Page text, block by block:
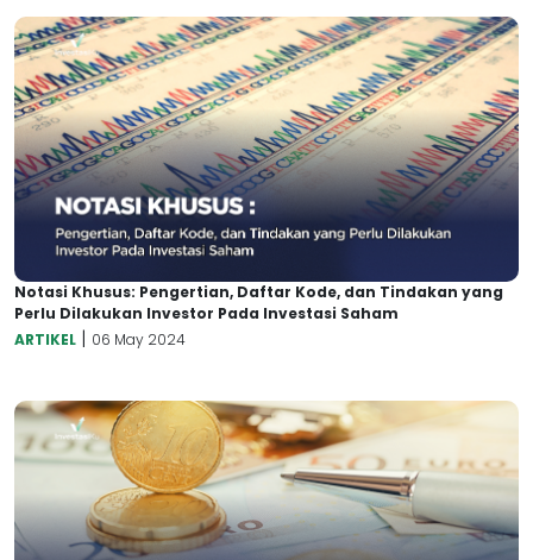
Notasi Khusus: Pengertian, Daftar Kode, dan Tindakan yang
Perlu Dilakukan Investor Pada Investasi Saham
ARTIKEL | 06 May 2024